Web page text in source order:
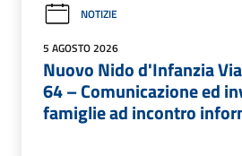
NOTIZIE
5 AGOSTO 2026
Nuovo Nido d'Infanzia
64 – Comunicazione ed
famiglie ad incontro